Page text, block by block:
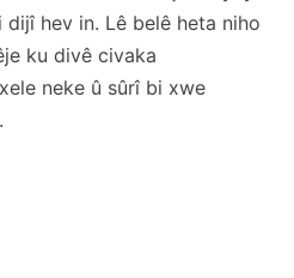
hev in. Lê belê heta niho
ku divê civaka
neke û sûrî bi xwe